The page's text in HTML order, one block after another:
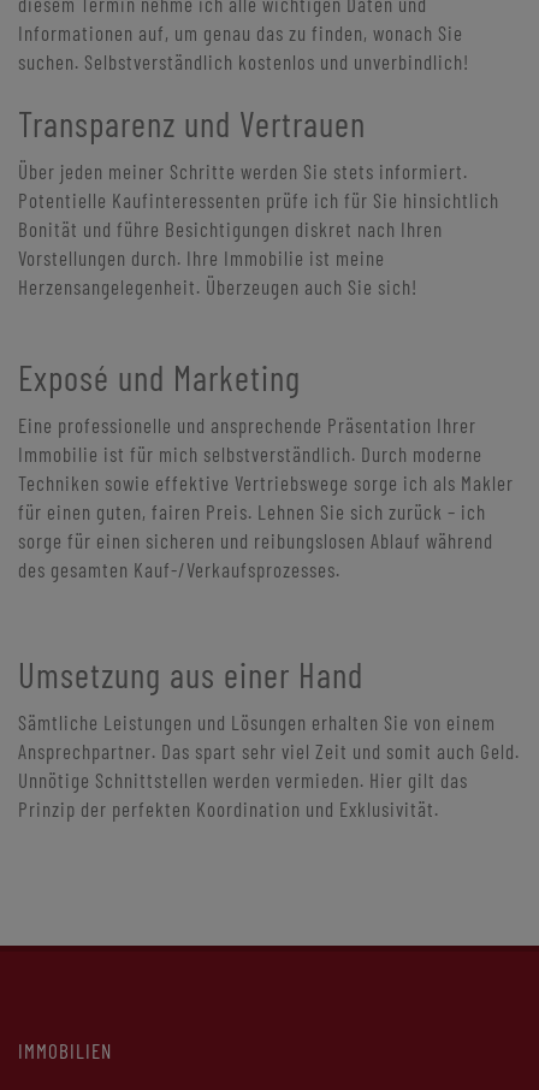
Informationen auf, um genau das zu finden, wonach Sie
suchen. Selbstverständlich kostenlos und unverbindlich!
Transparenz und Vertrauen
Über jeden meiner Schritte werden Sie stets informiert.
Potentielle Kaufinteressenten prüfe ich für Sie hinsichtlich
Bonität und führe Besichtigungen diskret nach Ihren
Vorstellungen durch. Ihre Immobilie ist meine
Herzensangelegenheit. Überzeugen auch Sie sich!
Exposé und Marketing
Eine professionelle und ansprechende Präsentation Ihrer
Immobilie ist für mich selbstverständlich. Durch moderne
Techniken sowie effektive Vertriebswege sorge ich als Makler
für einen guten, fairen Preis. Lehnen Sie sich zurück – ich
sorge für einen sicheren und reibungslosen Ablauf während
des gesamten Kauf-/Verkaufsprozesses.
Umsetzung aus einer Hand
Sämtliche Leistungen und Lösungen erhalten Sie von einem
Ansprechpartner. Das spart sehr viel Zeit und somit auch Geld.
Unnötige Schnittstellen werden vermieden. Hier gilt das
Prinzip der perfekten Koordination und Exklusivität.
IMMOBILIEN